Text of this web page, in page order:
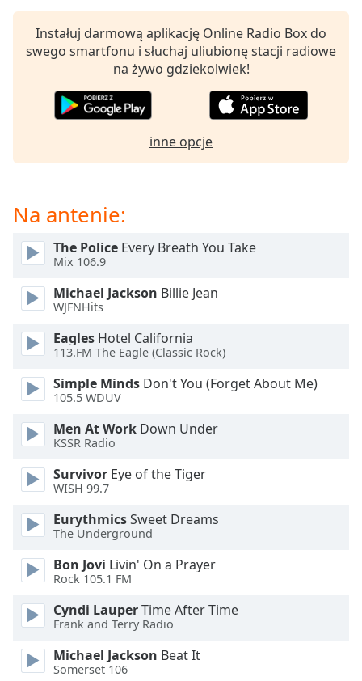
dialog
window.
the
Text
Text
Background
Area
Background
Color
Opacity
Font
Size
Text
Instałuj darmową aplikację Online Radio Box do
swego smartfonu i słuchaj uliubionę stacji radiowe
na żywo gdziekolwiek!
inne opcje
Na antenie:
The Police Every Breath You Take
Mix 106.9
Michael Jackson Billie Jean
WJFNHits
Eagles Hotel California
113.FM The Eagle (Classic Rock)
Simple Minds Don't You (Forget About Me)
105.5 WDUV
Men At Work Down Under
KSSR Radio
Survivor Eye of the Tiger
WISH 99.7
EurythmicsSweet Dreams
The Underground
Bon Jovi Livin' On a Prayer
Rock 105.1 FM
Cyndi LauperTime After Time
Frank and Terry Radio
Michael Jackson Beat It
Somerset 106